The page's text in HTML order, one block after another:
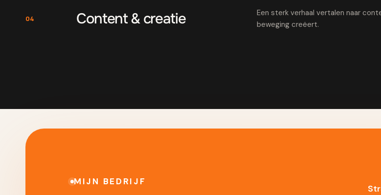
04 Content & creatie
Een sterk verhaal vertalen naar
beweging creëert.
MIJN BEDRIJF